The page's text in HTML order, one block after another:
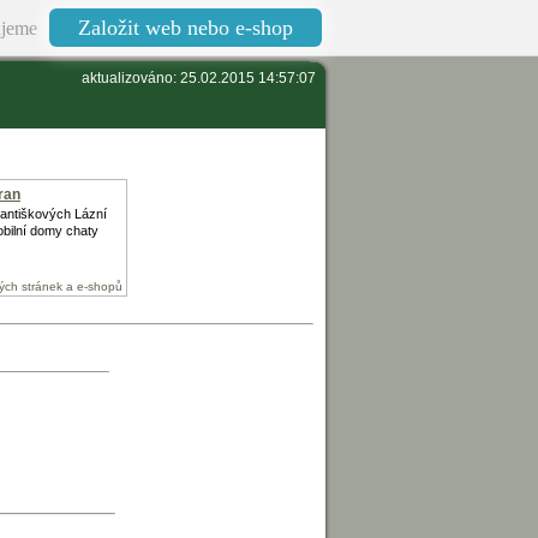
Založit web nebo e-shop
aktualizováno: 25.02.2015 14:57:07
Lázní
domy chaty
stránek a e-shopů